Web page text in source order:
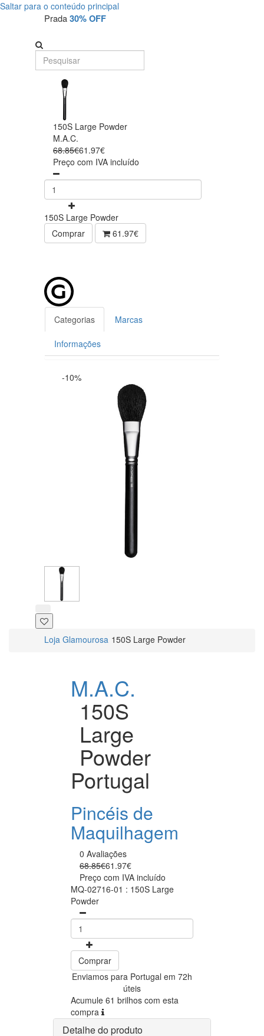
Saltar para o conteúdo principal
Prada30% OFF
150S Large Powder
M.A.C.
68.85€61.97€
Preço com IVA incluído
150S Large Powder
Comprar
61.97€
Categorias Marcas
Informações
-10%
Loja Glamourosa 150S Large Powder
M.A.C.
150S
Large
Powder
Portugal
Pincéis de
Maquilhagem
0 Avaliações
68.85€61.97€
Preço com IVA incluído
MQ-02716-01 : 150S Large
Powder
Comprar
Enviamos para Portugal em 72h
úteis
Acumule 61 brilhos com esta
compra
Detalhe do produto